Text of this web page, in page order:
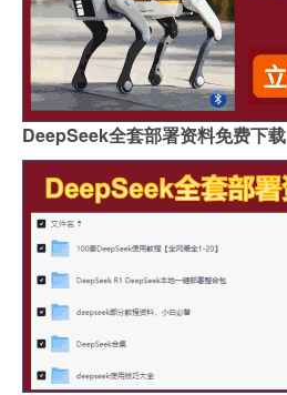
DeepSeek全套部署资料免费下载